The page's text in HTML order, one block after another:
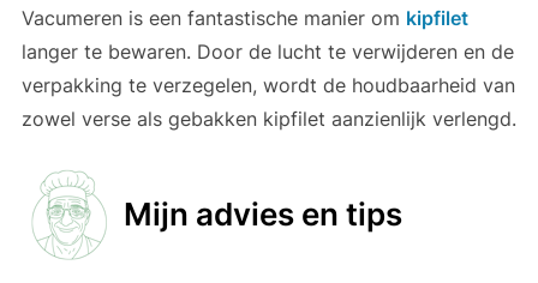
Vacumeren is een fantastische manier om kipfilet
langer te bewaren. Door de lucht te verwijderen en de
verpakking te verzegelen, wordt de houdbaarheid van
zowel verse als gebakken kipfilet aanzienlijk verlengd.
Mijn advies en tips